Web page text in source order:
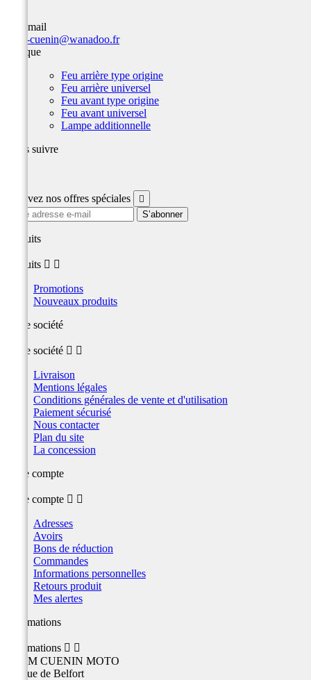
Par email
team-cuenin@wanadoo.fr
Optique
Feu arrière type origine
Feu arrière universel
Feu avant type origine
Feu avant universel
Lampe additionnelle
Nous suivre
Recevez nos offres spéciales 
produits
produits  
Promotions
Nouveaux produits
Notre société
Notre société  
Livraison
Mentions légales
Conditions générales de vente et d'utilisation
Paiement sécurisé
Nous contacter
Plan du site
La concession
Votre compte
Votre compte  
Adresses
Avoirs
Bons de réduction
Commandes
Informations personnelles
Retours produit
Mes alertes
Informations
Informations  
TEAM CUENIN MOTO
26 Rue de Belfort